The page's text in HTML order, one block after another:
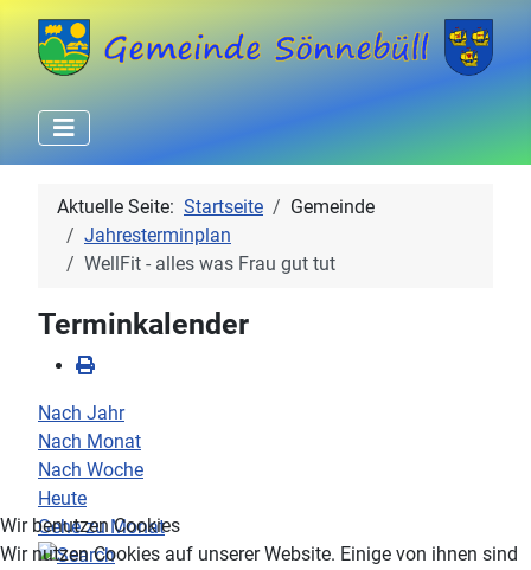
Aktuelle Seite: Startseite
Gemeinde
Jahresterminplan
WellFit - alles was Frau gut tut
Terminkalender
Nach Jahr
Nach Monat
Nach Woche
Heute
Gehe zu Monat
Wir benutzen Cookies
Wir nutzen Cookies auf unserer Website. Einige von ihnen sind